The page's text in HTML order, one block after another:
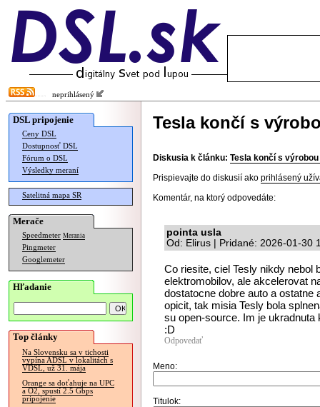
neprihlásený
DSL pripojenie
Ceny DSL
Dostupnosť DSL
Fórum o DSL
Výsledky meraní
Satelitná mapa SR
Merače
Speedmeter Merania
Pingmeter
Googlemeter
Hľadanie
Top články
Na Slovensku sa v tichosti
vypína ADSL v lokalitách s
VDSL, už 31. mája
Orange sa doťahuje na UPC
a O2, spustí 2.5 Gbps
pripojenie
Tesla končí s
Diskusia k článku: Tesla končí s výrobou
Prispievajte do diskusií ako prihlásený
Komentár, na ktorý odpovedáte:
pointa usla
Od: Elirus | Pridané: 2026-01-30
Co riesite, ciel Tesly nikdy
elektromobilov, ale akcelerovat
dostatocne dobre auto a ostatne
opicit, tak misia Tesly bola
su open-source. Im je ukradnuta
:D
Odpovedať
Meno:
Titulok: